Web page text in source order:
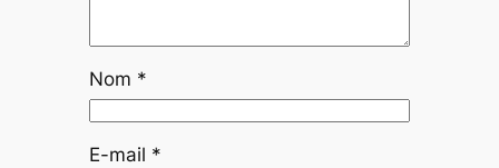
Nom *
E-mail *